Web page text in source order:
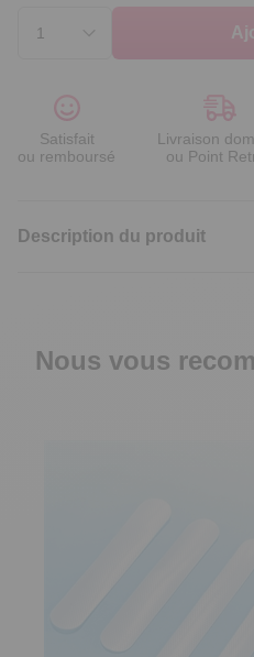
Satisfait
ou remboursé
Livraison
ou Point
Description du produit
Nous vous